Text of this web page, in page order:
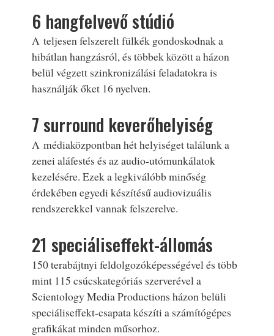
6 hangfelvevő stúdió
A teljesen felszerelt fülkék gondoskodnak a
hibátlan hangzásról, és többek között a házon
belül végzett szinkronizálási feladatokra is
használják őket 16 nyelven.
7 surround keverőhelyiség
A médiaközpontban hét helyiséget találunk a
zenei aláfestés és az audio-utómunkálatok
kezelésére. Ezek a legkiválóbb minőség
érdekében egyedi készítésű audiovizuális
rendszerekkel vannak felszerelve.
21 speciáliseffekt-állomás
150 terabájtnyi feldolgozóképességével és több
mint 115 csúcskategóriás szerverével a
Scientology Media Productions házon belüli
speciáliseffekt-csapata készíti a számítógépes
grafikákat minden műsorhoz.